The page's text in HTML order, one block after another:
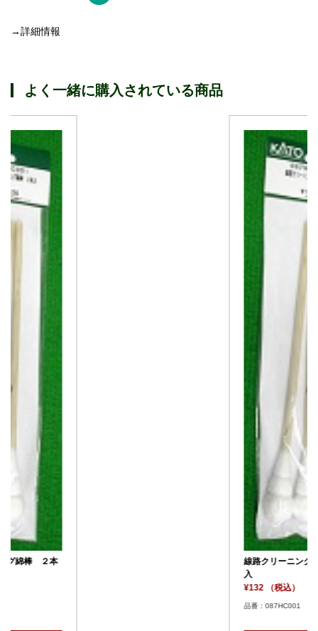
→詳細情報
よく一緒に購入されている商品